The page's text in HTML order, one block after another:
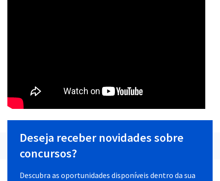
Deseja receber novidades sobre
concursos?
Descubra as oportunidades disponíveis dentro da sua